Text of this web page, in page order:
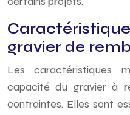
gravier de
Les caractéristiques
capacité du gravier à
contraintes. Elles sont